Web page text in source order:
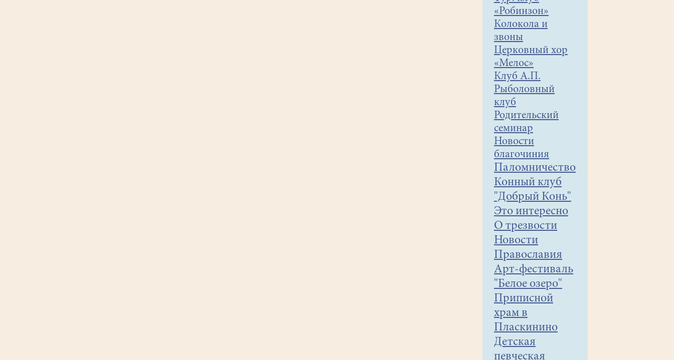
«Робинзон»
Колокола и
звоны
Церковный хор
«Мелос»
Клуб А.П.
Рыболовный
клуб
Родительский
семинар
Новости
благочиния
Паломничество
Конный клуб
"Добрый Конь"
Это интересно
О трезвости
Новости
Православия
Арт-фестиваль
"Белое озеро"
Приписной
храм в
Пласкинино
Детская
певческая